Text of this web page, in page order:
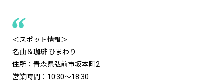
＜スポット情報＞
名曲＆珈琲 ひまわり
住所：青森県弘前市坂本町2
営業時間：10:30～18:30